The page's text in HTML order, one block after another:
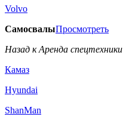
Volvo
СамосвалыПросмотреть
Назад к Аренда спецтехники
Камаз
Hyundai
ShanMan